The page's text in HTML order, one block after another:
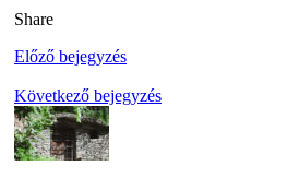
Share
Előző bejegyzés
Következő bejegyzés